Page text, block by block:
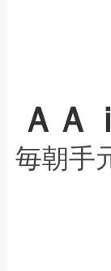
加組織
選定さ
取得で
設には
最高経
す。「
ームを
きます
事業者
系統連
限を超
持でき
ービス
テリー
念は、
ます。
狭視野
ケーブ
なレー
な環境
キロメ
LiDAR
は1535
イズの
ＡＡ
毎朝手